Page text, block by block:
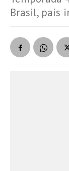
Brasil, país